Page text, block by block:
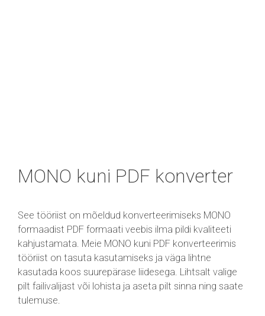
MONO kuni PDF konverter
See tööriist on mõeldud konverteerimiseks MONO
formaadist PDF formaati veebis ilma pildi kvaliteeti
kahjustamata. Meie MONO kuni PDF konverteerimis
tööriist on tasuta kasutamiseks ja väga lihtne
kasutada koos suurepärase liidesega. Lihtsalt valige
pilt failivalijast või lohista ja aseta pilt sinna ning saate
tulemuse.